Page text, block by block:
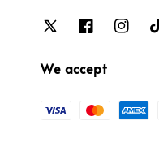
We accept